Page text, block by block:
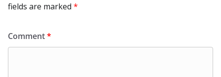
fields are marked *
Comment*